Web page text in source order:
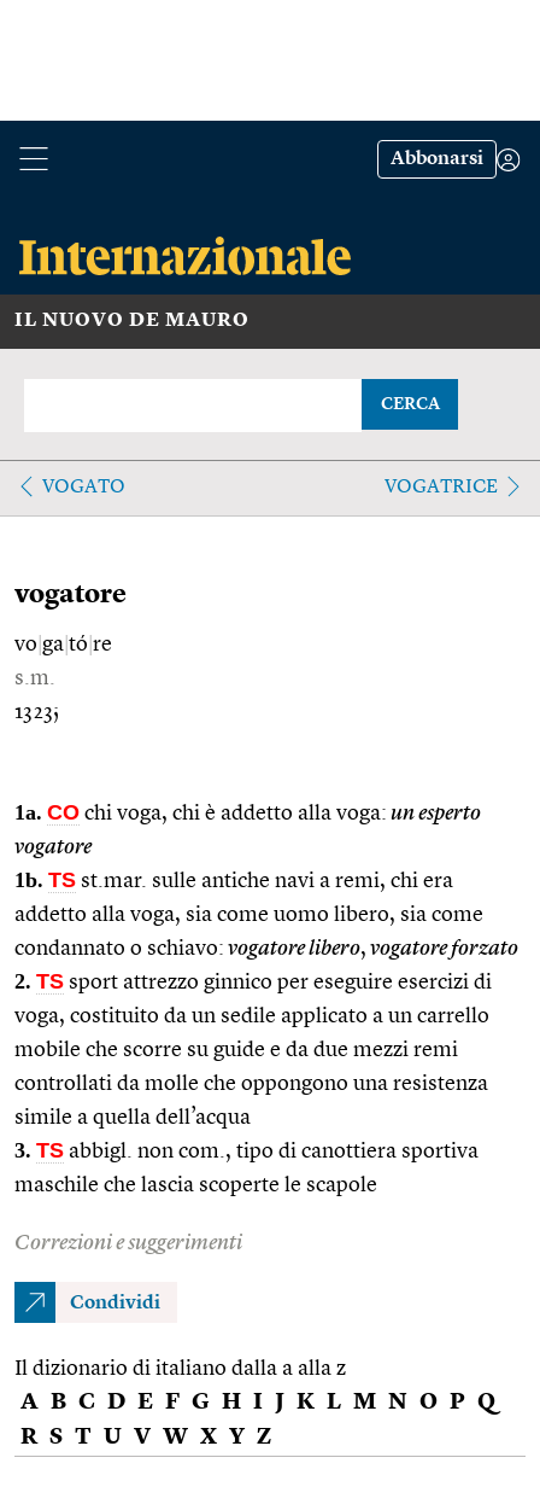
Abbonarsi
IL NUOVO DE MAURO
CERCA
VOGATO VOGATRICE
vogatore
vo ga tó re
s.m.
1323;
1a. CO chi voga, chi è addetto alla voga: un esperto
vogatore
1b. TS st.mar. sulle antiche navi a remi, chi era
addetto alla voga, sia come uomo libero, sia come
condannato o schiavo: vogatore libero, vogatore forzato
2. TS sport attrezzo ginnico per eseguire esercizi di
voga, costituito da un sedile applicato a un carrello
mobile che scorre su guide e da due mezzi remi
controllati da molle che oppongono una resistenza
simile a quella dell’acqua
3. TS abbigl. non com., tipo di canottiera sportiva
maschile che lascia scoperte le scapole
Correzioni e suggerimenti
Condividi
Il dizionario di italiano dalla a alla z
A B C D E F G H I J K L M N O P Q
R S T U V W X Y Z